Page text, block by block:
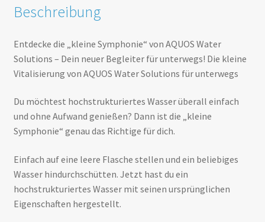
Beschreibung
Entdecke die „kleine Symphonie“ von AQUOS Water
Solutions – Dein neuer Begleiter für unterwegs! Die kleine
Vitalisierung von AQUOS Water Solutions für unterwegs
Du möchtest hochstrukturiertes Wasser überall einfach
und ohne Aufwand genießen? Dann ist die „kleine
Symphonie“ genau das Richtige für dich.
Einfach auf eine leere Flasche stellen und ein beliebiges
Wasser hindurchschütten. Jetzt hast du ein
hochstrukturiertes Wasser mit seinen ursprünglichen
Eigenschaften hergestellt.